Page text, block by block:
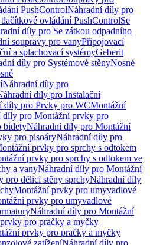
PushControlNáhradní díly pro
ovládání PushControlSe
díly pro Se zátkou odpadního
soupravy pro vanyPřipojovací
a splachovací systémyGeberit
díly pro Systémové stěnyNosné
Náhradní díly pro
díly pro Instalační
díly pro Prvky pro WCMontážní
díly pro Montážní prvky pro
bidetyNáhradní díly pro Montážní
pro pisoáryNáhradní díly pro
prvky pro sprchy s odtokem
prvky pro sprchy s odtokem ve
a vanyNáhradní díly pro Montážní
pro dělicí stěny sprchyNáhradní díly
Montážní prvky pro umyvadlové
prvky pro umyvadlové
Náhradní díly pro Montážní
pro pračky a myčky
prvky pro pračky a myčky
zatíženíNáhradní díly pro